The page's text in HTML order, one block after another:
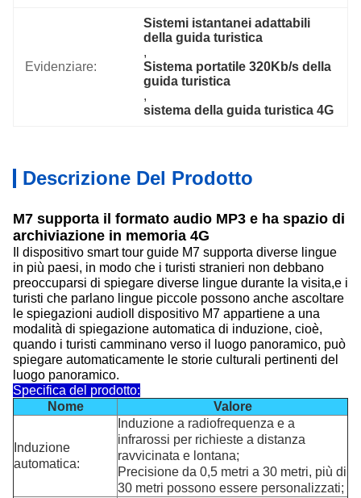
Evidenziare:
Sistemi istantanei adattabili
della guida turistica
,
Sistema portatile 320Kb/s della
guida turistica
,
sistema della guida turistica 4G
Descrizione Del Prodotto
M7 supporta il formato audio MP3 e ha spazio di
archiviazione in memoria 4G
Il dispositivo smart tour guide M7 supporta diverse lingue
in più paesi, in modo che i turisti stranieri non debbano
preoccuparsi di spiegare diverse lingue durante la visita,e i
turisti che parlano lingue piccole possono anche ascoltare
le spiegazioni audioIl dispositivo M7 appartiene a una
modalità di spiegazione automatica di induzione, cioè,
quando i turisti camminano verso il luogo panoramico, può
spiegare automaticamente le storie culturali pertinenti del
luogo panoramico.
Specifica del prodotto:
Nome
Valore
Induzione
automatica:
Induzione a radiofrequenza e a
infrarossi per richieste a distanza
ravvicinata e lontana;
Precisione da 0,5 metri a 30 metri, più di
30 metri possono essere personalizzati;